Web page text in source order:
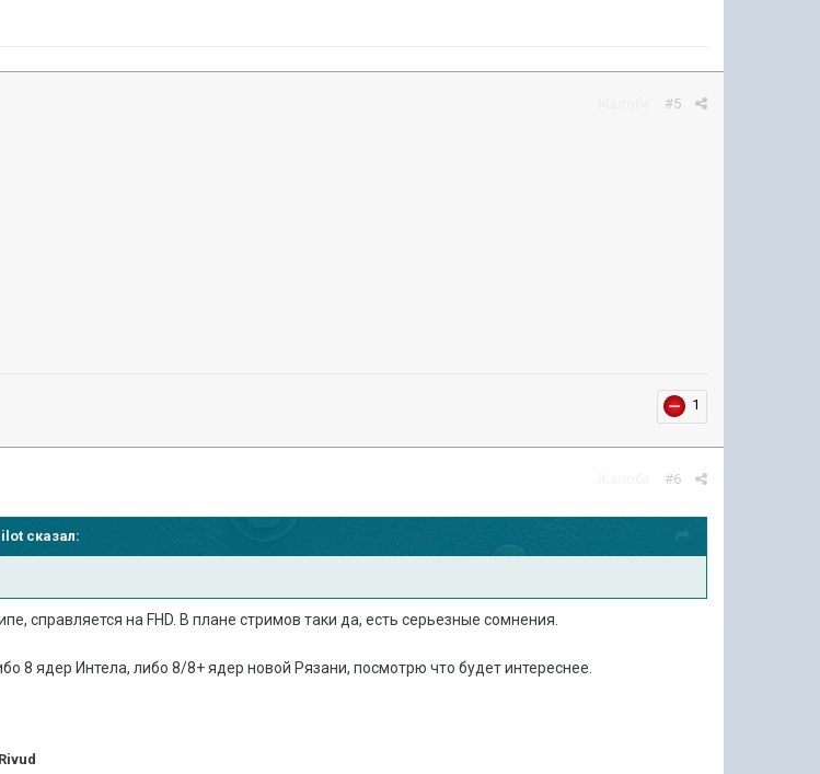
#5
1
#6
сказал:
справляется на FHD. В плане стримов таки да, есть серьезные сомнения.
8 ядер Интела, либо 8/8+ ядер новой Рязани, посмотрю что будет интереснее.